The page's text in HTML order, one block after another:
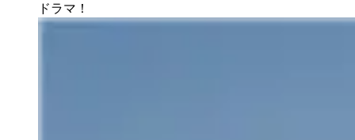
ドラマ！